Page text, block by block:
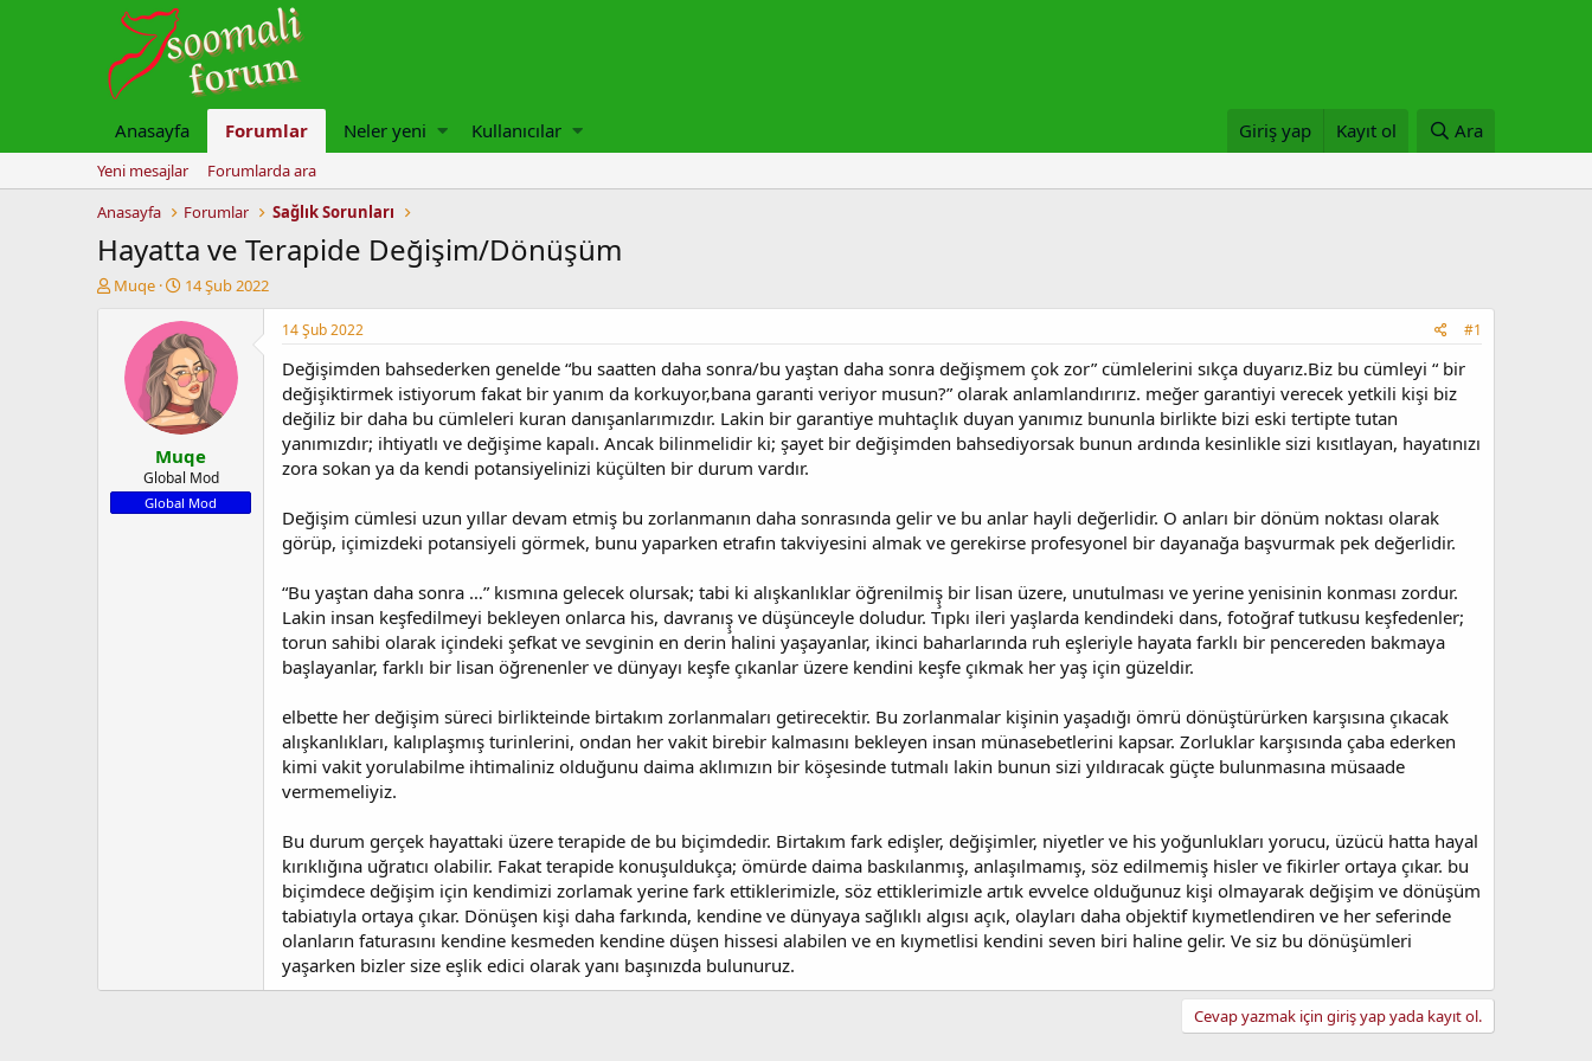
Anasayfa Forumlar Neler yeni Kullanıcılar Giriş yap Kayıt ol Ara
Yeni mesajlar
Forumlarda ara
Anasayfa
Forumlar Sağlık Sorunları
Hayatta ve Terapide Değişim/Dönüşüm
K
a
t
Muqe
B
ş
l
a
n
g
ı
ç
t
a
r
14 Şub 2022
Muqe
Global Mod
Global Mod
14 Şub 2022 #1
Değişimden bahsederken genelde “bu saatten daha sonra/bu yaştan daha sonra değişmem çok zor” cümlelerini sıkça duyarız.Biz bu cümleyi “ bir
değişiktirmek istiyorum fakat bir yanım da korkuyor,bana garanti veriyor musun?” olarak anlamlandırırız. meğer garantiyi verecek yetkili kişi biz
değiliz bir daha bu cümleleri kuran danışanlarımızdır. Lakin bir garantiye muhtaçlık duyan yanımız bununla birlikte bizi eski tertipte tutan
yanımızdır; ihtiyatlı ve değişime kapalı. Ancak bilinmelidir ki; şayet bir değişimden bahsediyorsak bunun ardında kesinlikle sizi kısıtlayan, hayatınızı
zora sokan ya da kendi potansiyelinizi küçülten bir durum vardır.
Değişim cümlesi uzun yıllar devam etmiş bu zorlanmanın daha sonrasında gelir ve bu anlar hayli değerlidir. O anları bir dönüm noktası olarak
görüp, içimizdeki potansiyeli görmek, bunu yaparken etrafın takviyesini almak ve gerekirse profesyonel bir dayanağa başvurmak pek değerlidir.
“Bu yaştan daha sonra …” kısmına gelecek olursak; tabi ki alışkanlıklar öğrenilmiş̧ bir lisan üzere, unutulması ve yerine yenisinin konması zordur.
Lakin insan keşfedilmeyi bekleyen onlarca his, davranış̧ ve düşünceyle doludur. Tıpkı ileri yaşlarda kendindeki dans, fotoğraf tutkusu keşfedenler;
torun sahibi olarak içindeki şefkat ve sevginin en derin halini yaşayanlar, ikinci baharlarında ruh eşleriyle hayata farklı bir pencereden bakmaya
başlayanlar, farklı bir lisan öğrenenler ve dünyayı keşfe çıkanlar üzere kendini keşfe çıkmak her yaş için güzeldir.
elbette her değişim süreci birlikteinde birtakım zorlanmaları getirecektir. Bu zorlanmalar kişinin yaşadığı ömrü dönüştürürken karşısına çıkacak
alışkanlıkları, kalıplaşmış turinlerini, ondan her vakit birebir kalmasını bekleyen insan münasebetlerini kapsar. Zorluklar karşısında çaba ederken
kimi vakit yorulabilme ihtimaliniz olduğunu daima aklımızın bir köşesinde tutmalı lakin bunun sizi yıldıracak güçte bulunmasına müsaade
vermemeliyiz.
Bu durum gerçek hayattaki üzere terapide de bu biçimdedir. Birtakım fark edişler, değişimler, niyetler ve his yoğunlukları yorucu, üzücü hatta hayal
kırıklığına uğratıcı olabilir. Fakat terapide konuşuldukça; ömürde daima baskılanmış, anlaşılmamış, söz edilmemiş hisler ve fikirler ortaya çıkar. bu
biçimdece değişim için kendimizi zorlamak yerine fark ettiklerimizle, söz ettiklerimizle artık evvelce olduğunuz kişi olmayarak değişim ve dönüşüm
tabiatıyla ortaya çıkar. Dönüşen kişi daha farkında, kendine ve dünyaya sağlıklı algısı açık, olayları daha objektif kıymetlendiren ve her seferinde
olanların faturasını kendine kesmeden kendine düşen hissesi alabilen ve en kıymetlisi kendini seven biri haline gelir. Ve siz bu dönüşümleri
yaşarken bizler size eşlik edici olarak yanı başınızda bulunuruz.
Cevap yazmak için giriş yap yada kayıt ol.